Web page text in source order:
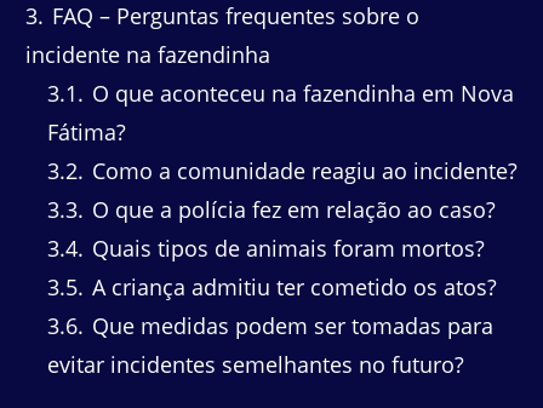
3 FAQ – Perguntas frequentes sobre o
incidente na fazendinha
3.1
O que aconteceu na fazendinha em Nova
Fátima?
3.2 Como a comunidade reagiu ao incidente?
3.3 O que a polícia fez em relação ao caso?
3.4 Quais tipos de animais foram mortos?
3.5 A criança admitiu ter cometido os atos?
3.6 Que medidas podem ser tomadas para
evitar incidentes semelhantes no futuro?